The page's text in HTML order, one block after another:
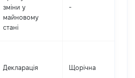
зміни y
майновому
стані
-
Декларація Щорічна